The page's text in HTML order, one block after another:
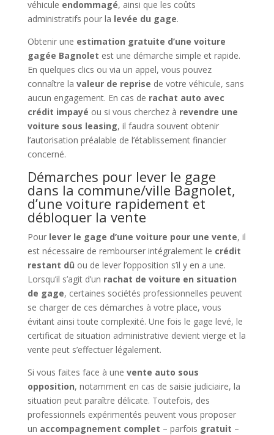
véhicule endommagé, ainsi que les coûts
administratifs pour la levée du gage.
Obtenir une estimation gratuite d’une voiture
gagée Bagnolet est une démarche simple et rapide.
En quelques clics ou via un appel, vous pouvez
connaître la valeur de reprise de votre véhicule, sans
aucun engagement. En cas de rachat auto avec
crédit impayé ou si vous cherchez à revendre une
voiture sous leasing, il faudra souvent obtenir
l’autorisation préalable de l’établissement financier
concerné.
Démarches pour lever le gage
dans la commune/ville Bagnolet,
d’une voiture rapidement et
débloquer la vente
Pour lever le gage d’une voiture pour une vente, il
est nécessaire de rembourser intégralement le crédit
restant dû ou de lever l’opposition s’il y en a une.
Lorsqu’il s’agit d’un rachat de voiture en situation
de gage, certaines sociétés professionnelles peuvent
se charger de ces démarches à votre place, vous
évitant ainsi toute complexité. Une fois le gage levé, le
certificat de situation administrative devient vierge et la
vente peut s’effectuer légalement.
Si vous faites face à une vente auto sous
opposition, notamment en cas de saisie judiciaire, la
situation peut paraître délicate. Toutefois, des
professionnels expérimentés peuvent vous proposer
un accompagnement complet – parfois gratuit –